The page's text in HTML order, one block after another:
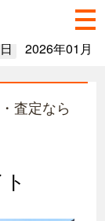
2026年01月
査定なら